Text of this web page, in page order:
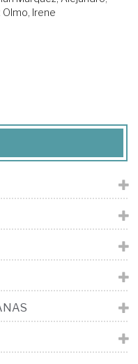
Olmo, Irene